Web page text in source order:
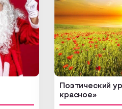
Поэтический
красное»